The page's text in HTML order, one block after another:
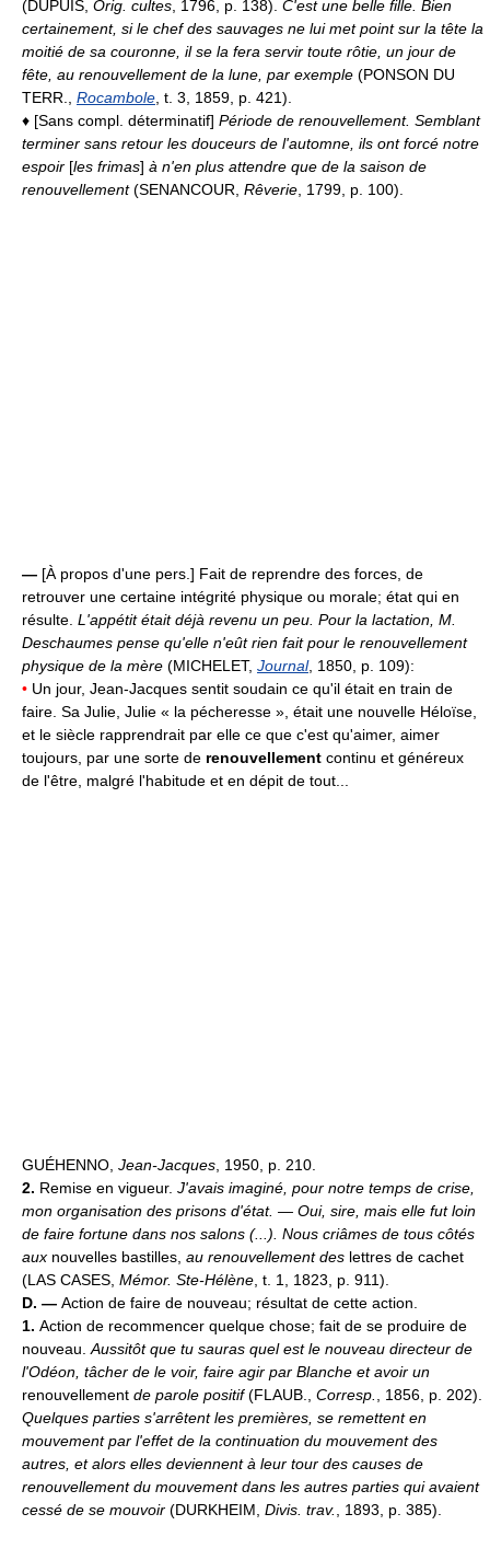
(DUPUIS, Orig. cultes , 1796, p. 138). C'est une belle fille. Bien
certainement, si le chef des sauvages ne lui met point sur la tête la
moitié de sa couronne, il se la fera servir toute rôtie, un jour de
fête, au renouvellement de la lune, par exemple (PONSON DU
TERR., Rocambole , t. 3, 1859, p. 421).
♦ [Sans compl. déterminatif] Période de renouvellement. Semblant
terminer sans retour les douceurs de l'automne, ils ont forcé notre
espoir [les frimas] à n'en plus attendre que de la saison de
renouvellement(SENANCOUR, Rêverie , 1799, p. 100).
— [À propos d'une pers.] Fait de reprendre des forces, de
retrouver une certaine intégrité physique ou morale; état qui en
résulte. L'appétit était déjà revenu un peu. Pour la lactation, M.
Deschaumes pense qu'elle n'eût rien fait pour le renouvellement
physique de la mère (MICHELET, Journal, 1850, p. 109):
• Un jour, Jean-Jacques sentit soudain ce qu'il était en train de
faire. Sa Julie, Julie « la pécheresse », était une nouvelle Héloïse,
et le siècle rapprendrait par elle ce que c'est qu'aimer, aimer
toujours, par une sorte de renouvellement continu et généreux
de l'être, malgré l'habitude et en dépit de tout...
GUÉHENNO, Jean-Jacques , 1950, p. 210.
2. Remise en vigueur. J'avais imaginé, pour notre temps de crise,
mon organisation des prisons d'état. — Oui, sire, mais elle fut loin
de faire fortune dans nos salons (...). Nous criâmes de tous côtés
aux nouvelles bastilles, au renouvellement des lettres de cachet
(LAS CASES, Mémor. Ste-Hélène , t. 1, 1823, p. 911).
D. — Action de faire de nouveau; résultat de cette action.
1. Action de recommencer quelque chose; fait de se produire de
nouveau. Aussitôt que tu sauras quel est le nouveau directeur de
l'Odéon, tâcher de le voir, faire agir par Blanche et avoir un
renouvellement de parole positif(FLAUB., Corresp.
, 1856, p. 202).
Quelques parties s'arrêtent les premières, se remettent en
mouvement par l'effet de la continuation du mouvement des
autres, et alors elles deviennent à leur tour des causes de
renouvellement du mouvement dans les autres parties qui avaient
cessé de se mouvoir (DURKHEIM, Divis. trav. , 1893, p. 385).